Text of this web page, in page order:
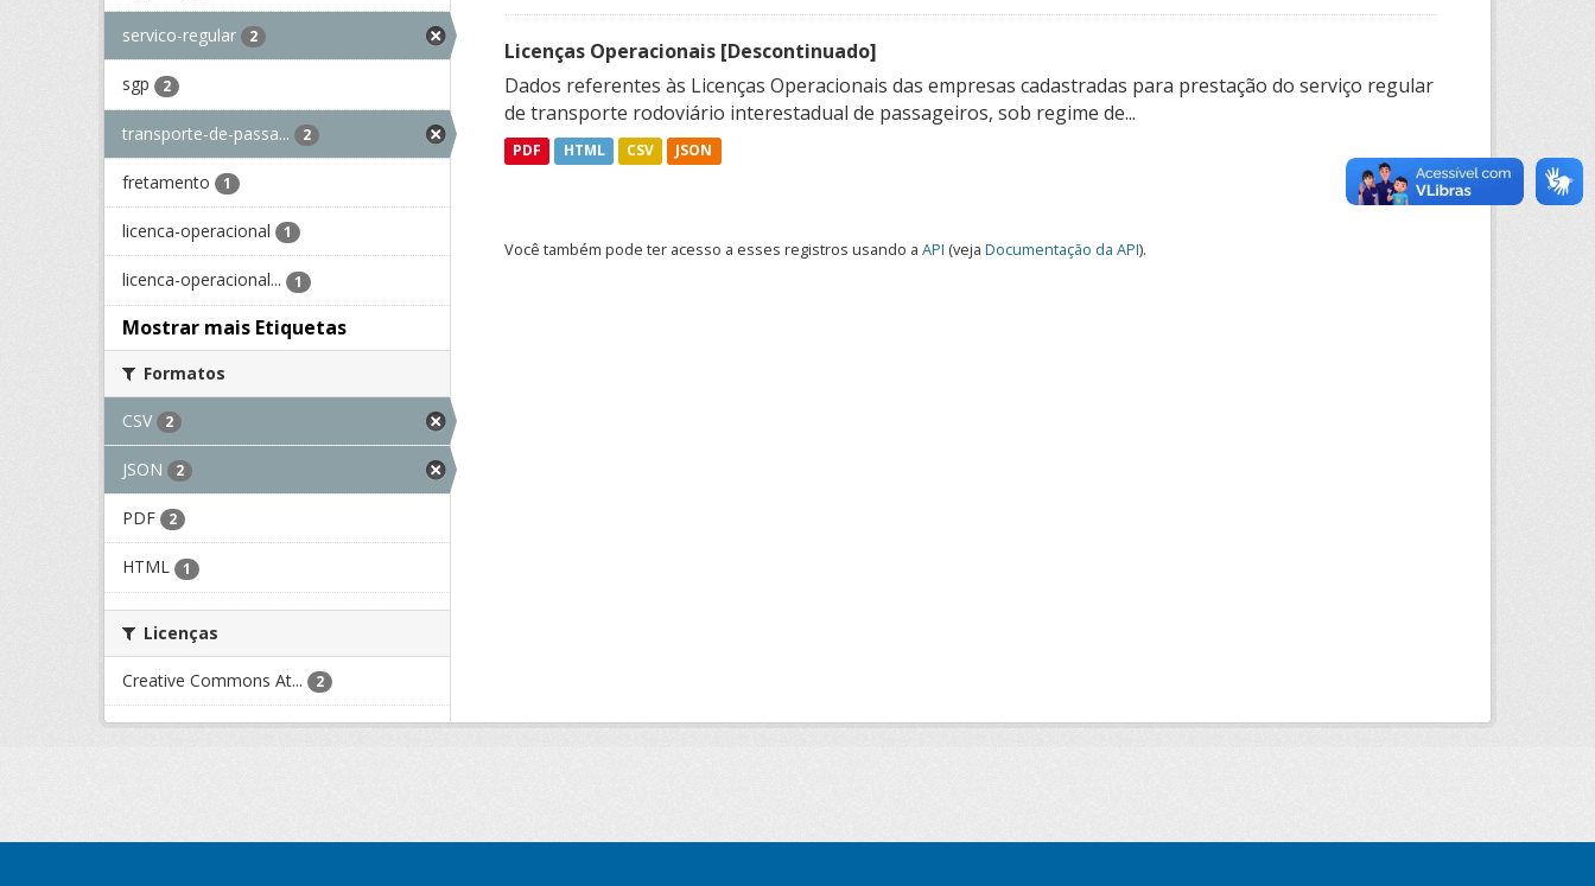
servico-regular 2
sgp 2
transporte-de-passa... 2
fretamento 1
licenca-operacional 1
licenca-operacional... 1
Mostrar mais Etiquetas
Formatos
CSV 2
JSON 2
PDF 2
HTML 1
Licenças
Creative Commons At... 2
Licenças Operacionais [Descontinuado]
Dados referentes às Licenças Operacionais das empresas cadastradas para prestação do serviço regular
de transporte rodoviário interestadual de passageiros, sob regime de...
PDF HTML CSV JSON
Você também pode ter acesso a esses registros usando a API (veja Documentação da API).